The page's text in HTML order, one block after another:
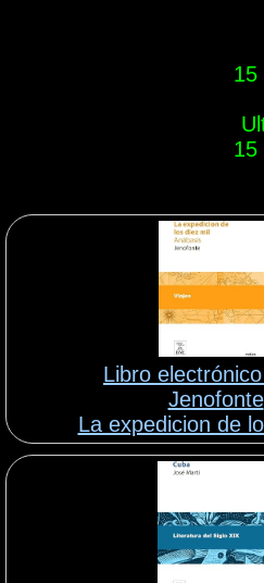
15
15
Libro
Jenofonte
La expedicion de